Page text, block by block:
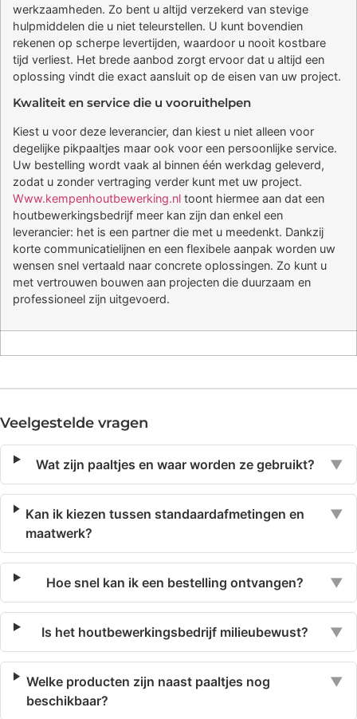
werkzaamheden. Zo bent u altijd verzekerd van stevige
hulpmiddelen die u niet teleurstellen. U kunt bovendien
rekenen op scherpe levertijden, waardoor u nooit kostbare
tijd verliest. Het brede aanbod zorgt ervoor dat u altijd een
oplossing vindt die exact aansluit op de eisen van uw project.
Kwaliteit en service die u vooruithelpen
Kiest u voor deze leverancier, dan kiest u niet alleen voor
degelijke pikpaaltjes maar ook voor een persoonlijke service.
Uw bestelling wordt vaak al binnen één werkdag geleverd,
zodat u zonder vertraging verder kunt met uw project.
Www.kempenhoutbewerking.nl toont hiermee aan dat een
houtbewerkingsbedrijf meer kan zijn dan enkel een
leverancier: het is een partner die met u meedenkt. Dankzij
korte communicatielijnen en een flexibele aanpak worden uw
wensen snel vertaald naar concrete oplossingen. Zo kunt u
met vertrouwen bouwen aan projecten die duurzaam en
professioneel zijn uitgevoerd.
Veelgestelde vragen
Wat zijn paaltjes en waar worden ze gebruikt? ▼
Kan ik kiezen tussen standaardafmetingen en
maatwerk?
▼
Hoe snel kan ik een bestelling ontvangen? ▼
Is het houtbewerkingsbedrijf milieubewust? ▼
Welke producten zijn naast paaltjes nog
beschikbaar?
▼